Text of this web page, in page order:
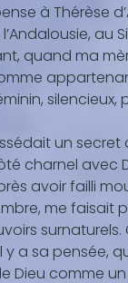
à Thérèse
au
quand ma
silencieux,
un secret
charnel avec
avoir failli
me faisait
y a sa pensée,
Dieu comme